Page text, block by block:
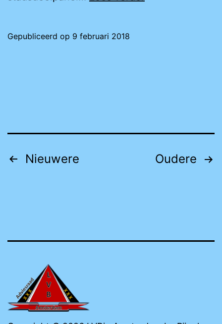
Gepubliceerd op 9 februari 2018
Berichten
Nieuwere Oudere